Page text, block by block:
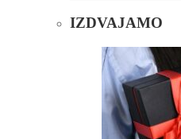
IZDVAJAMO